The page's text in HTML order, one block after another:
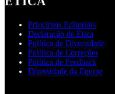
Princípios Editoriais
Declaração de Ética
Política de Diversidade
Política de Correções
Política de Feedback
Diversidade da Equipe